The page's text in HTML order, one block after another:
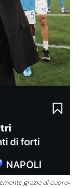
grazie di cuore»